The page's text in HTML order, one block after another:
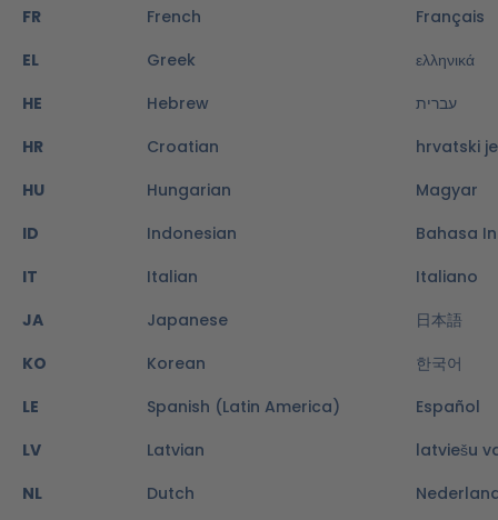
FR
French
Français
EL
Greek
ελληνικά
HE
Hebrew
עברית
HR
Croatian
hrvatski
HU
Hungarian
Magyar
ID
Indonesian
Bahasa
IT
Italian
Italiano
JA
Japanese
日本語
KO
Korean
한국어
LE
Spanish (Latin America)
Español
LV
Latvian
latviešu
NL
Dutch